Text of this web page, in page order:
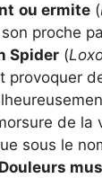
ou ermite (
proche
Spider (
provoquer
de la
sous le
Douleurs